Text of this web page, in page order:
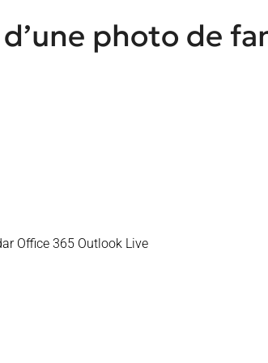
photo de
Office 365 Outlook Live